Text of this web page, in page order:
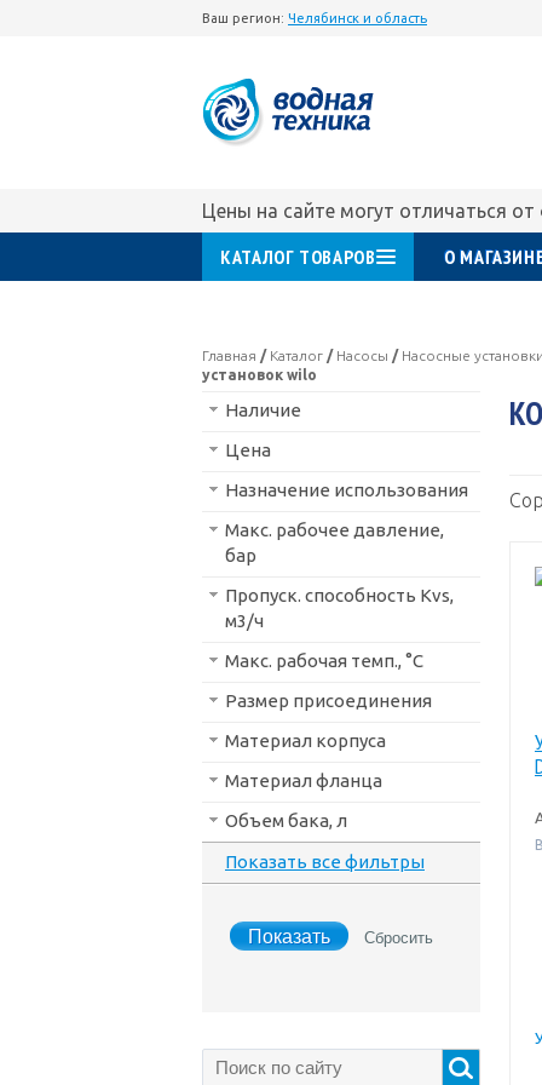
Ваш регион: Челябинск и область
Цены на сайте могут отличаться
КАТАЛОГ ТОВАРОВ О
Главная / Каталог / Насосы / Насосные
установок wilo
Наличие
Цена
Назначение использования
Макс. рабочее давление,
бар
Пропуск. способность Kvs,
м3/ч
Макс. рабочая темп., °С
Размер присоединения
Материал корпуса
Материал фланца
Объем бака, л
Показать все фильтры